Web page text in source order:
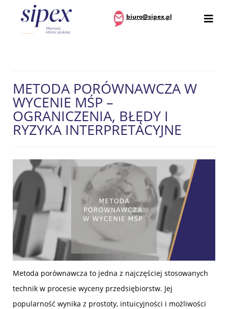
biuro@sipex.pl
METODA PORÓWNAWCZA W
WYCENIE MŚP –
OGRANICZENIA, BŁĘDY I
RYZYKA INTERPRETACYJNE
Metoda porównawcza to jedna z najczęściej stosowanych
technik w procesie wyceny przedsiębiorstw. Jej
popularność wynika z prostoty, intuicyjności i możliwości